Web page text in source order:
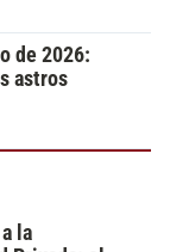
de 2026:
astros
la